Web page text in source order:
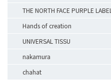
THE NORTH FACE PURPLE LABEL
Hands of creation
UNIVERSAL TISSU
nakamura
chahat